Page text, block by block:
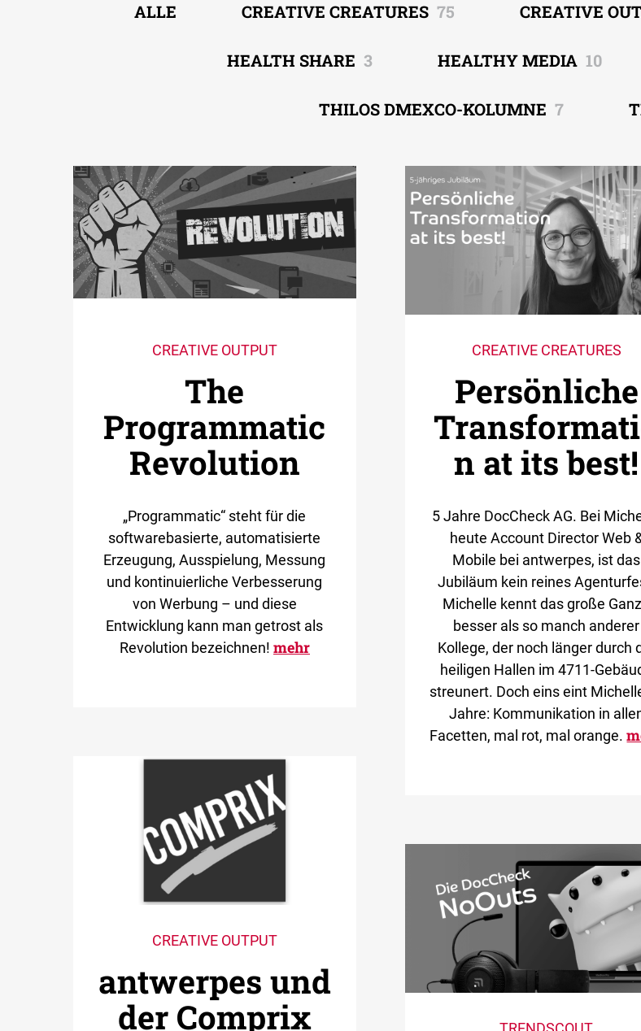
ALLE CREATIVE CREATURES 75 CREATIVE
HEALTH SHARE 3 HEALTHY MEDIA 10
THILOS DMEXCO-KOLUMNE 7
CREATIVE OUTPUT
The
Programmatic
Revolution
„Programmatic“ steht für die
softwarebasierte, automatisierte
Erzeugung, Ausspielung, Messung
und kontinuierliche Verbesserung
von Werbung – und diese
Entwicklung kann man getrost als
Revolution bezeichnen! mehr
CREATIVE CREATURES
Persönliche
n at its best!
5 Jahre DocCheck AG. Bei
heute Account Director Web
Mobile bei antwerpes, ist das
Jubiläum kein reines
Michelle kennt das große
besser als so manch anderer
Kollege, der noch länger durch
heiligen Hallen im 4711-
streunert. Doch eins eint
Jahre: Kommunikation in
Facetten, mal rot, mal orange.
CREATIVE OUTPUT
antwerpes und
der Comprix